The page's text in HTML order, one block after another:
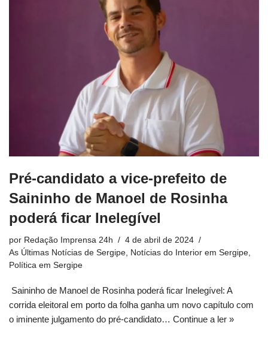
Pré-candidato a vice-prefeito de
Saininho de Manoel de Rosinha
poderá ficar Inelegível
por Redação Imprensa 24h
4 de abril de 2024
As Últimas Notícias de Sergipe, Notícias do Interior em Sergipe,
Política em Sergipe
Saininho de Manoel de Rosinha poderá ficar Inelegível: A
corrida eleitoral em porto da folha ganha um novo capítulo com
o iminente julgamento do pré-candidato… Continue a ler »